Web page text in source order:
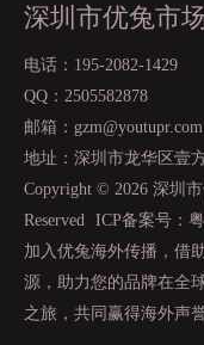
深圳市优兔市
电话：195-2082-1429
QQ：2505582878
邮箱：gzm@youtupr.com
地址：深圳市龙华区壹
Copyright © 2026 深圳
Reserved
ICP备案号：
加入优兔海外传播，借
源，助力您的品牌在全
之旅，共同赢得海外声